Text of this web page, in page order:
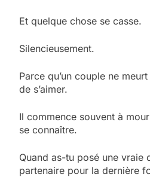
Et quelque chose se casse.
Silencieusement.
Parce qu’un couple ne
de s’aimer.
Il commence souvent à
se connaître.
Quand as-tu posé une vraie
partenaire pour la dernière